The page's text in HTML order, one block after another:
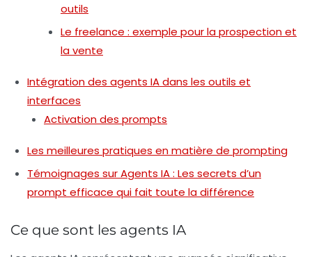
outils
Le freelance : exemple pour la prospection et
la vente
Intégration des agents IA dans les outils et
interfaces
Activation des prompts
Les meilleures pratiques en matière de prompting
Témoignages sur Agents IA : Les secrets d’un
prompt efficace qui fait toute la différence
Ce que sont les agents IA